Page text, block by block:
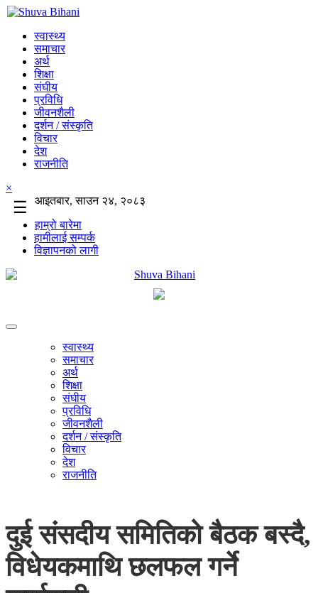
स्वास्थ्य
समाचार
अर्थ
शिक्षा
संघीय
प्रविधि
जीवनशैली
दर्शन / संस्कृति
विचार
देश
राजनीति
×
☰
आइतबार, साउन २४, २०८३
हाम्रो बारेमा
हामीलाई सम्पर्क
विज्ञापनको लागी
स्वास्थ्य
समाचार
अर्थ
शिक्षा
संघीय
प्रविधि
जीवनशैली
दर्शन / संस्कृति
विचार
देश
राजनीति
दुई संसदीय समितिको बैठक बस्दै,
विधेयकमाथि छलफल गर्ने